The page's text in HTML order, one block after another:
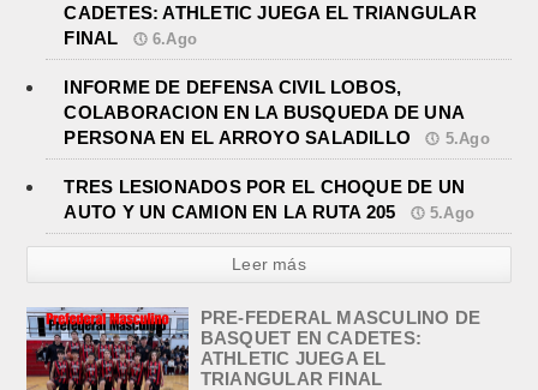
CADETES: ATHLETIC JUEGA EL TRIANGULAR
FINAL
6.Ago
INFORME DE DEFENSA CIVIL LOBOS,
COLABORACION EN LA BUSQUEDA DE UNA
PERSONA EN EL ARROYO SALADILLO
5.Ago
TRES LESIONADOS POR EL CHOQUE DE UN
AUTO Y UN CAMION EN LA RUTA 205
5.Ago
Leer más
PRE-FEDERAL MASCULINO DE
BASQUET EN CADETES:
ATHLETIC JUEGA EL
TRIANGULAR FINAL